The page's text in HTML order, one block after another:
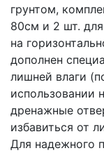
грунтом,
80см и 2 шт.
на
дополнен
лишней влаги
использовании
дренажные
избавиться от
Для надежного